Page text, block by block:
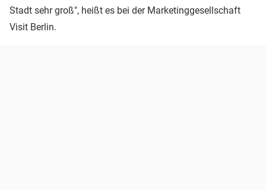
Stadt sehr groß", heißt es bei der Marketinggesellschaft
Visit Berlin.